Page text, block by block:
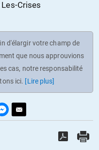
Crises
d'élargir votre champ de
que nous approuvions
cas, notre responsabilité
ici. [Lire plus]